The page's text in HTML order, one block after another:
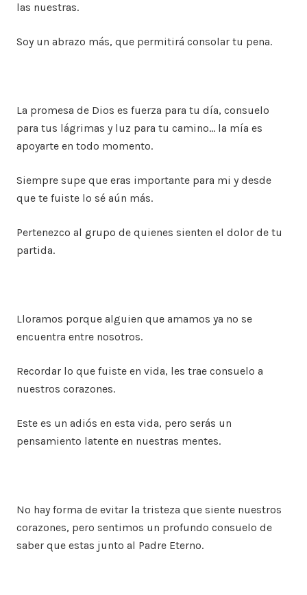
las nuestras.
Soy un abrazo más, que permitirá consolar tu pena.
La promesa de Dios es fuerza para tu día, consuelo
para tus lágrimas y luz para tu camino… la mía es
apoyarte en todo momento.
Siempre supe que eras importante para mi y desde
que te fuiste lo sé aún más.
Pertenezco al grupo de quienes sienten el dolor de tu
partida.
Lloramos porque alguien que amamos ya no se
encuentra entre nosotros.
Recordar lo que fuiste en vida, les trae consuelo a
nuestros corazones.
Este es un adiós en esta vida, pero serás un
pensamiento latente en nuestras mentes.
No hay forma de evitar la tristeza que siente nuestros
corazones, pero sentimos un profundo consuelo de
saber que estas junto al Padre Eterno.